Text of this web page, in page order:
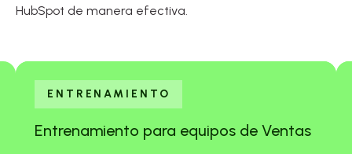
HubSpot de manera efectiva.
ENTRENAMIENTO
Entrenamiento para equipos de Ventas